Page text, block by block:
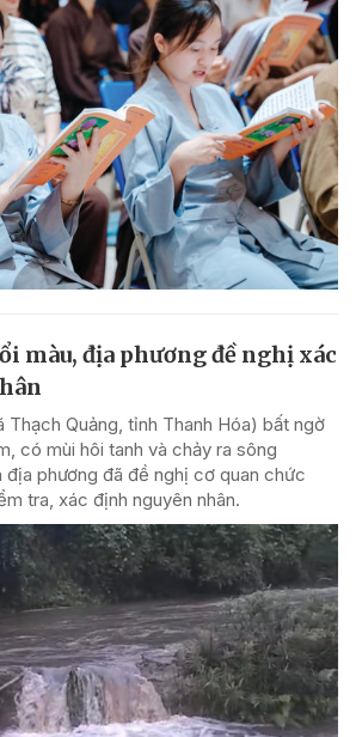
màu, địa phương đề nghị xác
Thạch Quảng, tỉnh Thanh Hóa) bất ngờ
có mùi hôi tanh và chảy ra sông
địa phương đã đề nghị cơ quan chức
tra, xác định nguyên nhân.